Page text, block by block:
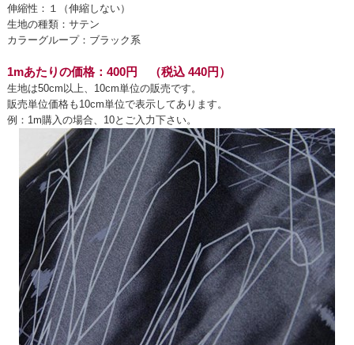
伸縮性：１（伸縮しない）
生地の種類：サテン
カラーグループ：ブラック系
1mあたりの価格：400円 （税込 440円）
生地は50cm以上、10cm単位の販売です。
販売単位価格も10cm単位で表示してあります。
例：1m購入の場合、10とご入力下さい。